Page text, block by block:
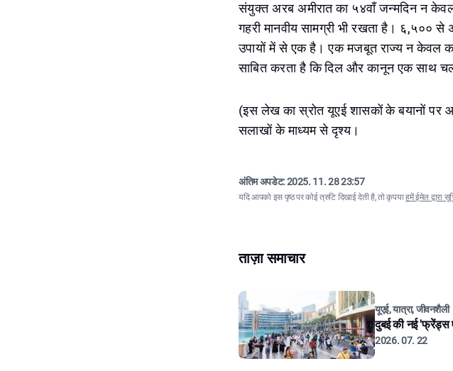
संयुक्त अरब अमीरात का ५४वाँ जन्मदिन न केवल
गहरी मानवीय सामग्री भी रखता है। ६,५०० से
उपायों में से एक है। एक मजबूत राज्य न केवल
साबित करता है कि दिल और कानून एक साथ
(इस लेख का स्रोत यूएई शासकों के बयानों पर
सलाखों के माध्यम से दृश्य।
अंतिम अपडेट:2025. 11. 28 23:57
यदि आपको इस पृष्ठ पर कोई त्रुटि दिखाई देती है, तो कृपयाहमें ईमेल द्वारा
ताज़ा समाचार
यूएई, यात्रा, जीवनशैली
दुबई की नई 'फ्रेंड्स
2026. 07. 22